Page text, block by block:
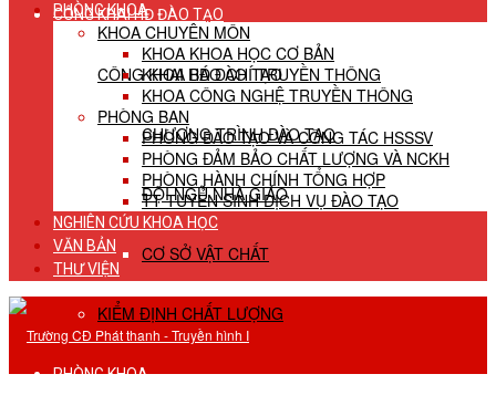
CÔNG KHAI HĐ ĐÀO TẠO
CÔNG KHAI HĐ ĐÀO TẠO
CHƯƠNG TRÌNH ĐÀO TẠO
ĐỘI NGŨ NHÀ GIÁO
CƠ SỞ VẬT CHẤT
KIỂM ĐỊNH CHẤT LƯỢNG
PHÒNG KHOA
PHÒNG KHOA
KHOA CHUYÊN MÔN
KHOA KHOA HỌC CƠ BẢN
KHOA BÁO CHÍ TRUYỀN THÔNG
KHOA CÔNG NGHỆ TRUYỀN THÔNG
PHÒNG BAN
PHÒNG ĐÀO TẠO VÀ CÔNG TÁC HSSSV
PHÒNG ĐẢM BẢO CHẤT LƯỢNG VÀ NCKH
PHÒNG HÀNH CHÍNH TỔNG HỢP
TT TUYỂN SINH DỊCH VỤ ĐÀO TẠO
NGHIÊN CỨU KHOA HỌC
VĂN BẢN
THƯ VIỆN